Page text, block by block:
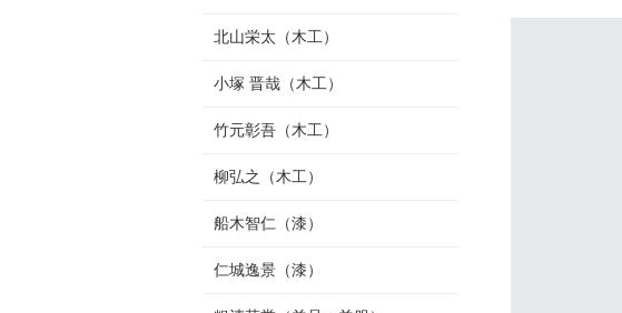
北山栄太（木工）
小塚 晋哉（木工）
竹元彰吾（木工）
柳弘之（木工）
船木智仁（漆）
仁城逸景（漆）